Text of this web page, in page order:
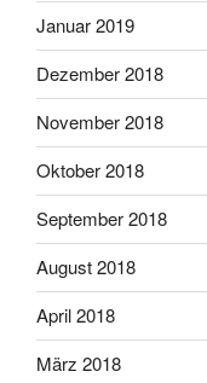
Januar 2019
Dezember 2018
November 2018
Oktober 2018
September 2018
August 2018
April 2018
März 2018